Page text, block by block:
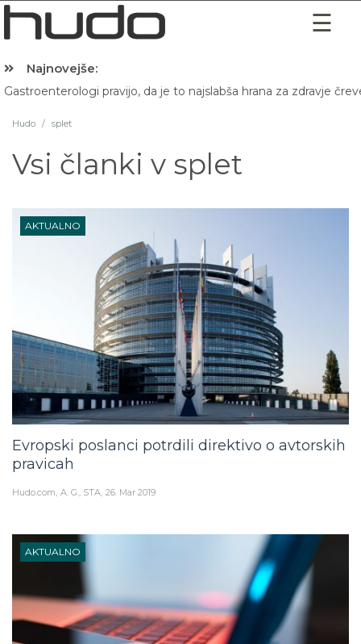
Najnovejše:
Gastroenterologi pravijo, da je to najslabša hrana za zdravje
Hudo / splet
Vsi članki v splet
AKTUALNO
Evropski poslanci potrdili direktivo o avtorskih
pravicah
Hudo.com A. G., STA 26. Mar 2019
AKTUALNO